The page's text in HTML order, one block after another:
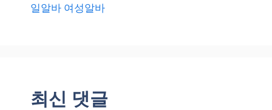
일알바 여성알바
최신 댓글